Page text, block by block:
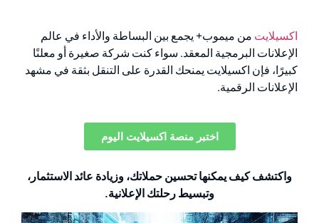
اكسيلايت من ميموب+ يجمع بين البساطة والأداء في عالم
الإعلانات البرمجية المعقد. سواء كنت شركة صغيرة أو معلنًا
كبيرًا، فإن اكسيلايت يمنحك القدرة على التنقل بثقة في مشهد
الإعلانات الرقمية.
اختبر منصة اكسيلايت اليوم
واكتشف كيف يمكنها تحسين حملاتك، وزيادة عائد الاستثمار،
وتبسيط رحلتك الإعلانية.